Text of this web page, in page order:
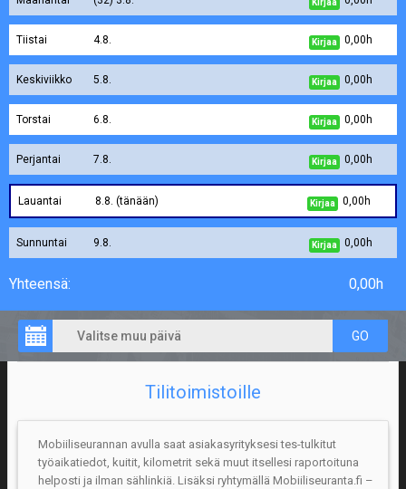
Kirjaa
Kirjaa
tiistai 4.8. 0,00h
Kirjaa
keskiviikko 5.8. 0,00h
Kirjaa
torstai 6.8. 0,00h
Kirjaa
perjantai 7.8. 0,00h
Kirjaa
lauantai 8.8. (tänään) 0,00h
Kirjaa
sunnuntai 9.8. 0,00h
Yhteensä: 0,00h
GO
Tilitoimistoille
Mobiiliseurannan avulla saat asiakasyrityksesi tes-tulkitut
työaikatiedot, kuitit, kilometrit sekä muut itsellesi raportoituna
helposti ja ilman sählinkiä. Lisäksi ryhtymällä Mobiiliseuranta.fi –